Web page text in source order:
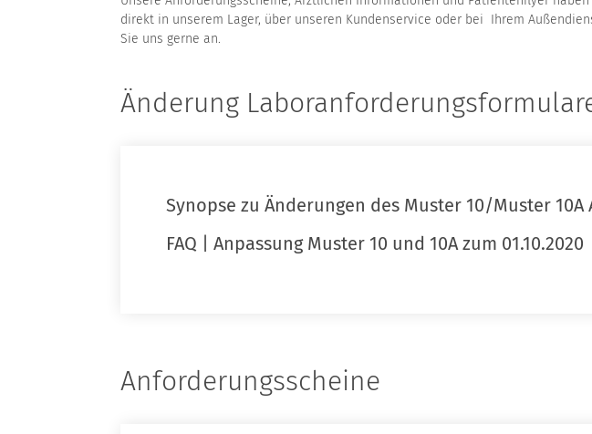
direkt in unserem Lager, über unseren Kundenservice oder bei Ihrem
Sie uns gerne an.
Änderung Laboranforderungsformulare
Synopse zu Änderungen des Muster 10/Muster
FAQ | Anpassung Muster 10 und 10A zum 01.10.2020
Anforderungsscheine